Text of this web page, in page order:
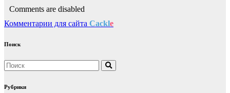
Comments are disabled
Комментарии для сайта Cackle
Поиск
Рубрики